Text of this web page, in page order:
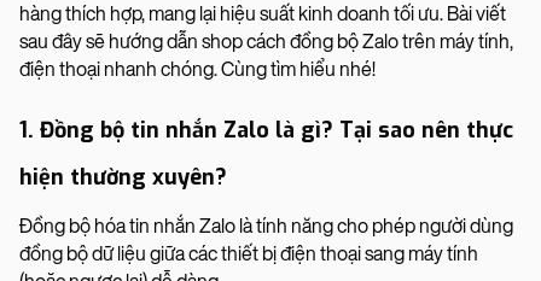
hàng thích hợp, mang lại hiệu suất kinh doanh tối ưu. Bài viết
sau đây sẽ hướng dẫn shop cách đồng bộ Zalo trên máy tính,
điện thoại nhanh chóng. Cùng tìm hiểu nhé!
1. Đồng bộ tin nhắn Zalo là gì? Tại sao nên thực
hiện thường xuyên?
Đồng bộ hóa tin nhắn Zalo là tính năng cho phép người dùng
đồng bộ dữ liệu giữa các thiết bị điện thoại sang máy tính